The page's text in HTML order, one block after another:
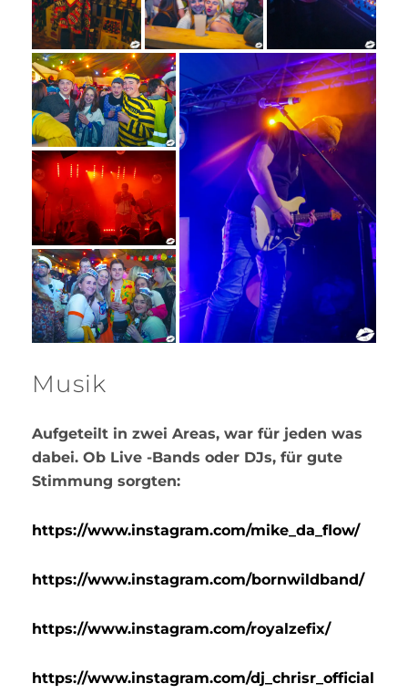
Musik
Aufgeteilt in zwei Areas, war für jeden was
dabei. Ob Live -Bands oder DJs, für gute
Stimmung sorgten:
https://www.instagram.com/mike_da_flow/
https://www.instagram.com/bornwildband/
https://www.instagram.com/royalzefix/
https://www.instagram.com/dj_chrisr_official